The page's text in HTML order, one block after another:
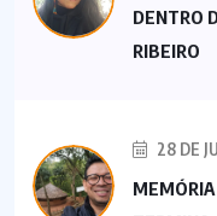
DENTRO
RIBEIRO
28 DE
MEMÓRIA